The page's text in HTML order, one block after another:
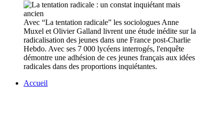
Avec “La tentation radicale” les sociologues Anne
Muxel et Olivier Galland livrent une étude inédite sur la
radicalisation des jeunes dans une France post-Charlie
Hebdo. Avec ses 7 000 lycéens interrogés, l'enquête
démontre une adhésion de ces jeunes français aux idées
radicales dans des proportions inquiétantes.
Accueil